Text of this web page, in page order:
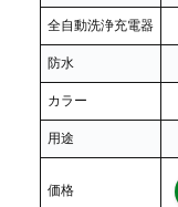
全自動洗浄充電器
防水
カラー
用途
価格